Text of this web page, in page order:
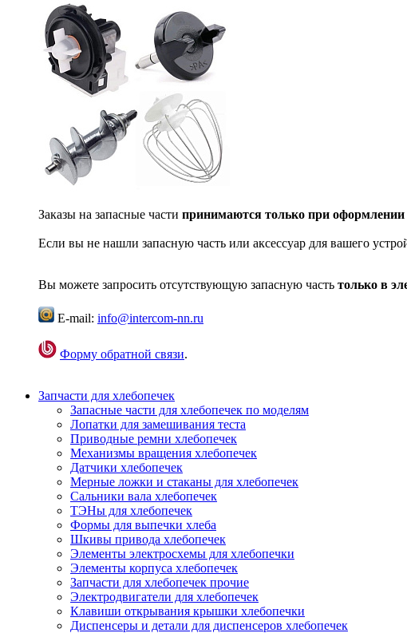
Заказы на запасные части принимаются только при оформлении
Если вы не нашли запасную часть или аксессуар для вашего
Вы можете запросить отсутствующую запасную часть только в
E-mail: info@intercom-nn.ru
Форму обратной связи.
Запчасти для хлебопечек
Запасные части для хлебопечек по моделям
Лопатки для замешивания теста
Приводные ремни хлебопечек
Механизмы вращения хлебопечек
Датчики хлебопечек
Мерные ложки и стаканы для хлебопечек
Сальники вала хлебопечек
ТЭНы для хлебопечек
Формы для выпечки хлеба
Шкивы привода хлебопечек
Элементы электросхемы для хлебопечки
Элементы корпуса хлебопечек
Запчасти для хлебопечек прочие
Электродвигатели для хлебопечек
Клавиши открывания крышки хлебопечки
Диспенсеры и детали для диспенсеров хлебопечек